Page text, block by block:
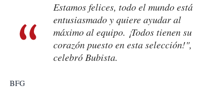
Estamos felices, todo el mundo está
entusiasmado y quiere ayudar al
máximo al equipo. ¡Todos tienen su
corazón puesto en esta selección!",
celebró Bubista.
BFG